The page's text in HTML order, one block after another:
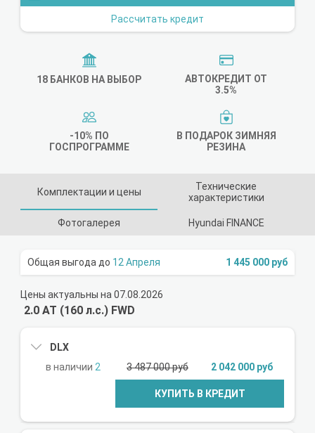
Рассчитать кредит
18 БАНКОВ НА ВЫБОР
АВТОКРЕДИТ ОТ
3.5%
-10% ПО
ГОСПРОГРАММЕ
В ПОДАРОК ЗИМНЯЯ
РЕЗИНА
Комплектации и цены
Технические
характеристики
Фотогалерея Hyundai FINANCE
12 Апреля 1 445 000 руб
Цены актуальны на 07.08.2026
2.0 AT (160 л.с.) FWD
DLX
2
3 487 000 руб 2 042 000 руб
КУПИТЬ В КРЕДИТ